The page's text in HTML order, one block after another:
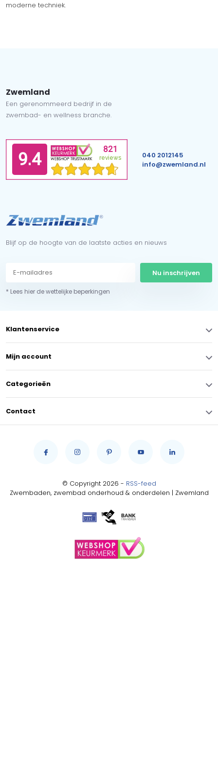
moderne techniek.
Zwemland
Een gerenommeerd bedrijf in de
zwembad- en wellness branche.
040 2012145
info@zwemland.nl
Blijf op de hoogte van de laatste acties en nieuws
Nu inschrijven
* Lees hier de wettelijke beperkingen
Klantenservice
Mijn account
Categorieën
Contact
© Copyright 2026 - RSS-feed
Zwembaden, zwembad onderhoud & onderdelen | Zwemland